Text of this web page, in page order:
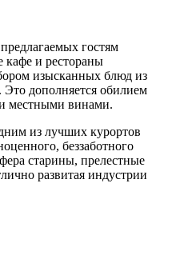
гостям
кафе и рестораны
изысканных блюд из
дополняется обилием
местными винами.
из лучших курортов
беззаботного
старины, прелестные
развитая индустрии